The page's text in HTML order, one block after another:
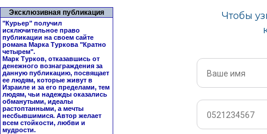
Эксклюзивная публикация
"Курьер" получил
исключительное право
публикации на своем сайте
романа Марка Туркова "Кратно
четырем".
Марк Турков, отказавшись от
денежного вознаграждения за
данную публикацию, посвящает
ее людям, которые живут в
Израиле и за его пределами, тем
людям, чьи надежды оказались
обманутыми, идеалы
растоптанными, а мечты
несбывшимися. Автор желает
всем стойкости, любви и
мудрости.